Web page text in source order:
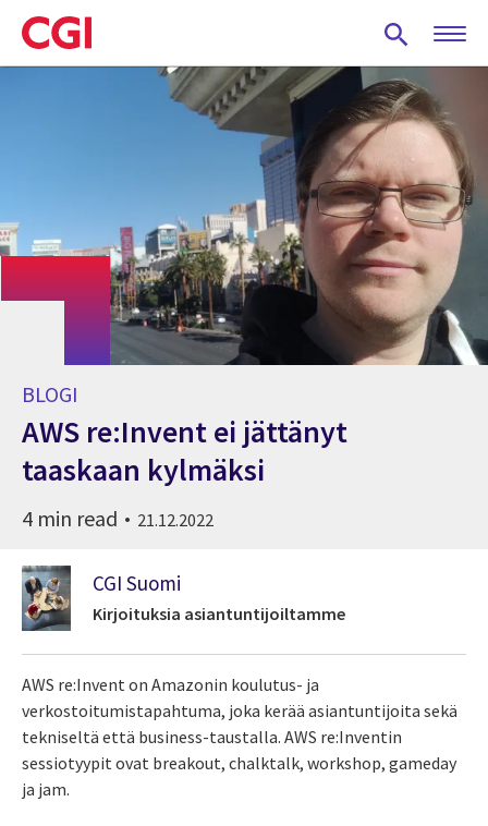
Skip
to
main
BLOGI
AWS re:Invent ei jättänyt
taaskaan kylmäksi
4 min read 21.12.2022
CGI Suomi
Kirjoituksia asiantuntijoiltamme
AWS re:Invent on Amazonin koulutus- ja
verkostoitumistapahtuma, joka kerää asiantuntijoita sekä
tekniseltä että business-taustalla. AWS re:Inventin
sessiotyypit ovat breakout, chalktalk, workshop, gameday
ja jam.